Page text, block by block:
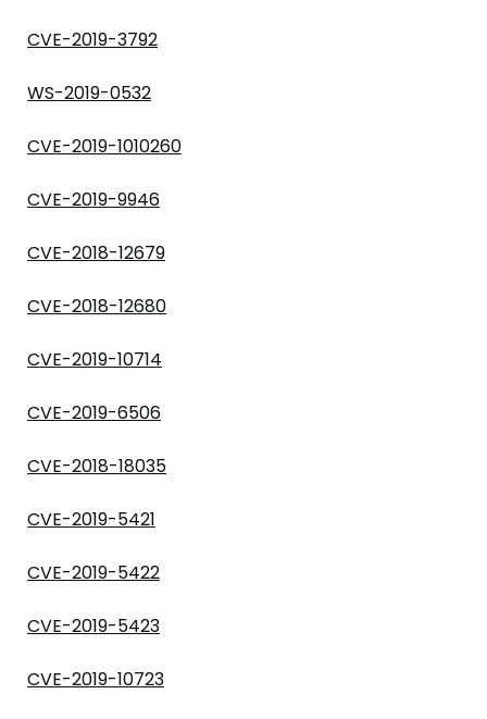
CVE-2019-3792
WS-2019-0532
CVE-2019-1010260
CVE-2019-9946
CVE-2018-12679
CVE-2018-12680
CVE-2019-10714
CVE-2019-6506
CVE-2018-18035
CVE-2019-5421
CVE-2019-5422
CVE-2019-5423
CVE-2019-10723